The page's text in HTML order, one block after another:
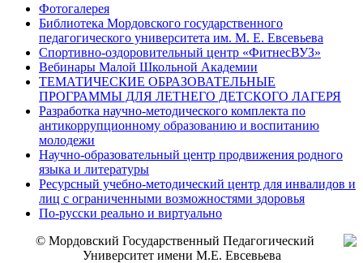
Фотогалерея
Библиотека Мордовского государственного
педагогического университета им. М. Е. Евсевьева
Спортивно-оздоровительный центр «ФитнесВУЗ»
Вебинары Малой Школьной Академии
ТЕМАТИЧЕСКИЕ ОБРАЗОВАТЕЛЬНЫЕ
ПРОГРАММЫ ДЛЯ ЛЕТНЕГО ДЕТСКОГО ЛАГЕРЯ
Разработка научно-методического комплекта по
антикоррупционному образованию и воспитанию
молодежи
Научно-образовательный центр продвижения родного
языка и литературы
Ресурсный учебно-методический центр для инвалидов и
лиц с ограниченными возможностями здоровья
По-русски реально и виртуально
© Мордовский Государственный Педагогический
Университет имени М.Е. Евсевьева